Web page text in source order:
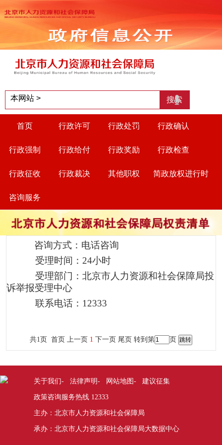
首页 行政许可 行政处罚 行政确认
行政强制 行政给付 行政奖励 行政检查
行政征收 行政裁决 其他职权 简政放权进行时
咨询服务
咨询方式：电话咨询
受理时间：24小时
受理部门：北京市人力资源和社会保障局投
诉举报受理中心
联系电话：12333
共1页 首页 上一页 1 下一页 尾页 转到第 页
关于我们-法律声明- 网站地图-建议征集
政策咨询服务热线 12333
主办：北京市人力资源和社会保障局
承办：北京市人力资源和社会保障局大数据中心